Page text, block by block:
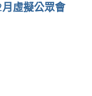
虛擬公眾會